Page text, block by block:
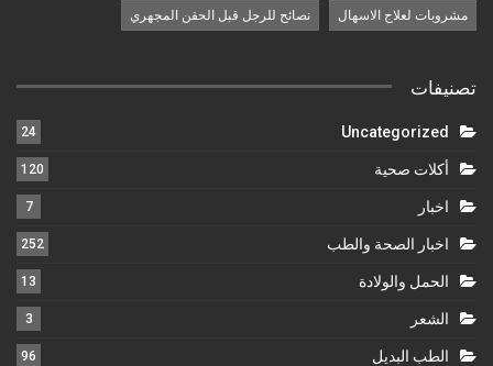
مشروبات لعلاج الاسهال نصائح للرجل قبل الحقن المجهري
تصنيفات
Uncategorized
24
أكلات صحية 120
اخبار 7
اخبار الصحة والطب 252
الحمل والولادة 13
الشعر 3
الطب البديل 96